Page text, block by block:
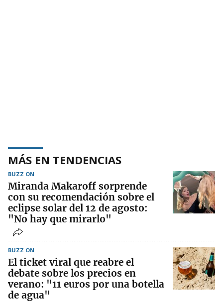
MÁS EN TENDENCIAS
BUZZ ON
Miranda Makaroff sorprende
con su recomendación sobre el
eclipse solar del 12 de agosto:
"No hay que mirarlo"
BUZZ ON
El ticket viral que reabre el
debate sobre los precios en
verano: "11 euros por una botella
de agua"